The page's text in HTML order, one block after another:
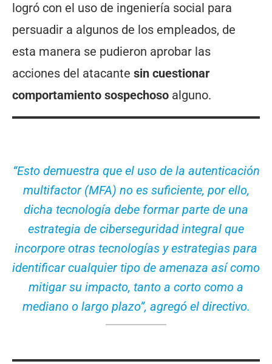
logró con el uso de ingeniería social para
persuadir a algunos de los empleados, de
esta manera se pudieron aprobar las
acciones del atacante sin cuestionar
comportamiento sospechoso alguno.
“Esto demuestra que el uso de la autenticación
multifactor (MFA) no es suficiente, por ello,
dicha tecnología debe formar parte de una
estrategia de ciberseguridad integral que
incorpore otras tecnologías y estrategias para
identificar cualquier tipo de amenaza así como
mitigar su impacto, tanto a corto como a
mediano o largo plazo”, agregó el directivo.